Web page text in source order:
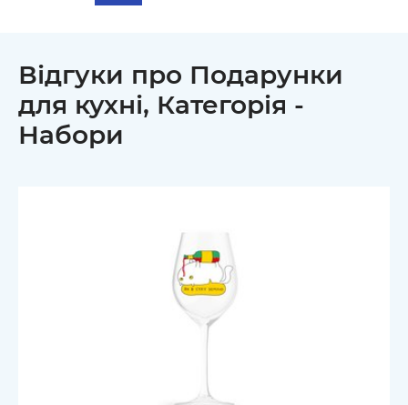
Відгуки про Подарунки
для кухні, Категорiя -
Набори